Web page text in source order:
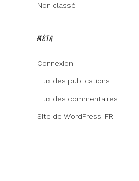
Non classé
MÉTA
Connexion
Flux des publications
Flux des commentaires
Site de WordPress-FR